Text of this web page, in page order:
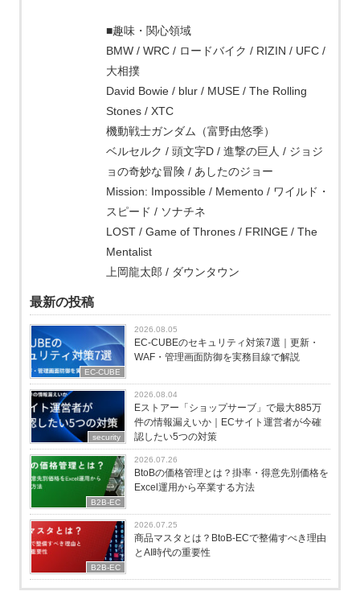
■趣味・関心領域
BMW / WRC / ロードバイク / RIZIN / UFC /
大相撲
David Bowie / blur / MUSE / The Rolling
Stones / XTC
機動戦士ガンダム（富野由悠季）
ベルセルク / 頭文字D / 進撃の巨人 / ジョジ
ョの奇妙な冒険 / あしたのジョー
Mission: Impossible / Memento / ワイルド・
スピード / ソナチネ
LOST / Game of Thrones / FRINGE / The
Mentalist
上岡龍太郎 / ダウンタウン
最新の投稿
EC-CUBE
2026.08.05
EC-CUBEのセキュリティ対策7選｜更新・
WAF・管理画面防御を実務目線で解説
security
2026.08.04
Eストアー「ショップサーブ」で最大885万
件の情報漏えいか｜ECサイト運営者が今確
認したい5つの対策
B2B-EC
2026.07.26
BtoBの価格管理とは？掛率・得意先別価格を
Excel運用から卒業する方法
B2B-EC
2026.07.25
商品マスタとは？BtoB-ECで整備すべき理由
とAI時代の重要性